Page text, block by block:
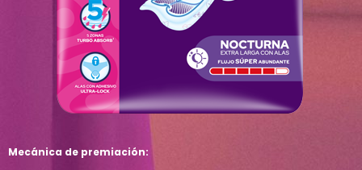
Mecánica de premiación: